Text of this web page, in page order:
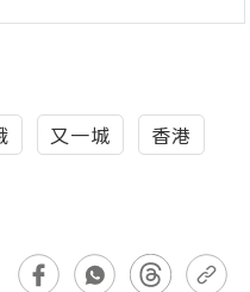
又一城
香港